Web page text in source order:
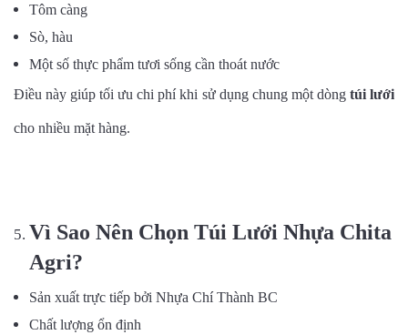
Tôm càng
Sò, hàu
Một số thực phẩm tươi sống cần thoát nước
Điều này giúp tối ưu chi phí khi sử dụng chung một dòng túi lưới
cho nhiều mặt hàng.
Vì Sao Nên Chọn Túi Lưới Nhựa Chita
Agri?
Sản xuất trực tiếp bởi Nhựa Chí Thành BC
Chất lượng ổn định